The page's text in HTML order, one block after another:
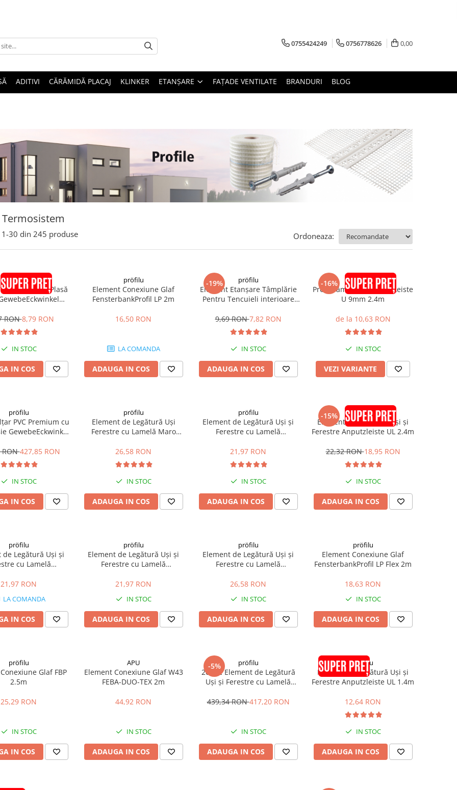
0755424249 0756778626 0,00
ADITIVI CĂRĂMIDĂ PLACAJ KLINKER ETANȘARE FAȚADE VENTILATE BRANDURI BLOG
1-30 din 245 produse Ordoneaza:
pröfilu
Premium cu Plasă
RON8,79 RON
IN STOC
IN COS
pröfilu
Element Conexiune Glaf
FensterbankProfil LP 2m
16,50 RON
LA COMANDA
ADAUGA IN COS
-19% pröfilu
Element Etanșare Tâmplărie
Pentru Tencuieli interioare
9,69 RON7,82 RON
IN STOC
ADAUGA IN COS
-16% pröfilu
Profil Tâmplărie AnputzLeiste
U 9mm 2.4m
de la 10,63 RON
IN STOC
VEZI VARIANTE
pröfilu
PVC Premium cu
GewebeEckwinkel
RON427,85 RON
IN STOC
IN COS
pröfilu
Element de Legătură Uși
Ferestre cu Lamelă Maro
26,58 RON
IN STOC
ADAUGA IN COS
pröfilu
Element de Legătură Uși și
Ferestre cu Lamelă
7016 6mm 2.4m
21,97 RON
IN STOC
ADAUGA IN COS
-15% pröfilu
Element de Legătură Uși și
Ferestre Anputzleiste UL 2.4m
22,32 RON18,95 RON
IN STOC
ADAUGA IN COS
pröfilu
de Legătură Uși și
cu Lamelă
6mm 2.4m
21,97 RON
LA COMANDA
IN COS
pröfilu
Element de Legătură Uși și
Ferestre cu Lamelă
7047 6mm 2.4m
21,97 RON
IN STOC
ADAUGA IN COS
pröfilu
Element de Legătură Uși și
Ferestre cu Lamelă
6mm 2.4m
26,58 RON
IN STOC
ADAUGA IN COS
pröfilu
Element Conexiune Glaf
FensterbankProfil LP Flex 2m
18,63 RON
IN STOC
ADAUGA IN COS
pröfilu
Glaf FBP
2.5m
25,29 RON
IN STOC
IN COS
APU
Element Conexiune Glaf W43
FEBA-DUO-TEX 2m
44,92 RON
IN STOC
ADAUGA IN COS
-5% pröfilu
20buc Element de Legătură
Uși și Ferestre cu Lamelă
7016 6mm 2.4m
439,34 RON417,20 RON
IN STOC
ADAUGA IN COS
pröfilu
Element de Legătură Uși și
Ferestre Anputzleiste UL 1.4m
12,64 RON
IN STOC
ADAUGA IN COS